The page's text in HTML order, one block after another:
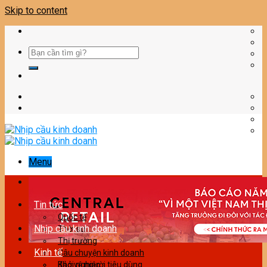
Skip to content
Menu
Tin tức
Quốc tế
Thời sự
Nhịp cầu kinh doanh
Thị trường
Câu chuyện kinh doanh
Bảo vệ người tiêu dùng
Kinh tế
Khởi nghiệp